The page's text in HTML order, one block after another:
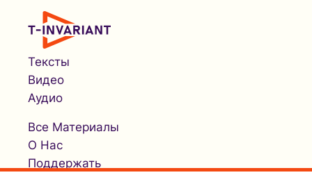
Тексты
Видео
Аудио
Все Материалы
О Нас
Поддержать